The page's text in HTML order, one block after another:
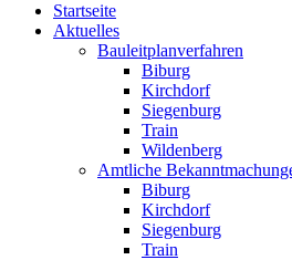
Startseite
Aktuelles
Bauleitplanverfahren
Biburg
Kirchdorf
Siegenburg
Train
Wildenberg
Amtliche
Biburg
Kirchdorf
Siegenburg
Train